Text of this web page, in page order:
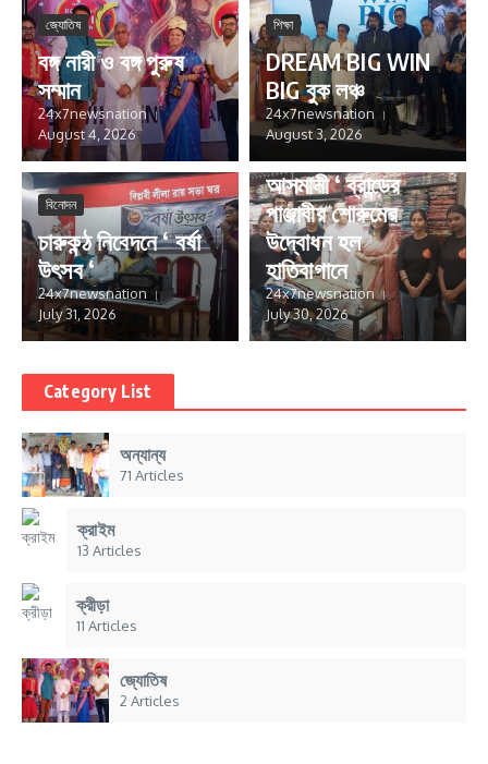
জ্যোতিষ
বঙ্গ নারী ও বঙ্গ পুরুষ
সম্মান
24x7newsnation
August 4, 2026
শিক্ষা
DREAM BIG WIN
BIG বুক লঞ্চ
24x7newsnation
August 3, 2026
বিনোদন
চারুকন্ঠ নিবেদনে ‘ বর্ষা
উৎসব ‘
24x7newsnation
July 31, 2026
ব্যবসা- বাণিজ্য
আসমানী ‘ ব্রান্ডের
পাঞ্জাবীর শোরুমের
উদ্বোধন হল
হাতিবাগানে
24x7newsnation
July 30, 2026
Category List
অন্যান্য
71 Articles
ক্রাইম
13 Articles
ক্রীড়া
11 Articles
জ্যোতিষ
2 Articles